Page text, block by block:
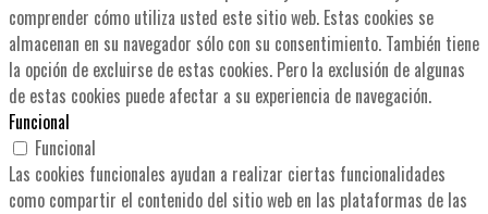
comprender cómo utiliza usted este sitio web. Estas cookies se
almacenan en su navegador sólo con su consentimiento. También tiene
la opción de excluirse de estas cookies. Pero la exclusión de algunas
de estas cookies puede afectar a su experiencia de navegación.
Funcional
Funcional
Las cookies funcionales ayudan a realizar ciertas funcionalidades
como compartir el contenido del sitio web en las plataformas de las